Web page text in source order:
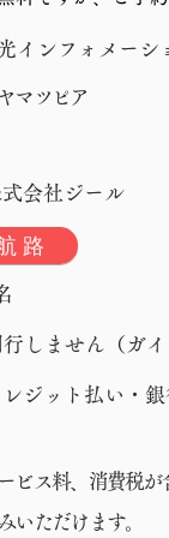
インフォメーシ
マツピア
会社ジール
せん（ガイ
ジット払い・銀
ス料、消費税が
いただけます。
路